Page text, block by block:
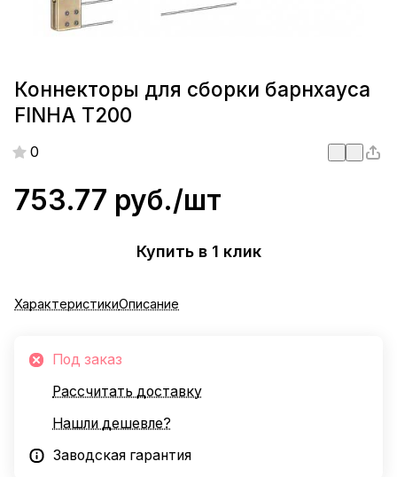
Коннекторы для сборки барнхауса
FINHA T200
0
753.77 руб./шт
Купить в 1 клик
ХарактеристикиОписание
Под заказ
Рассчитать доставку
Нашли дешевле?
Заводская гарантия